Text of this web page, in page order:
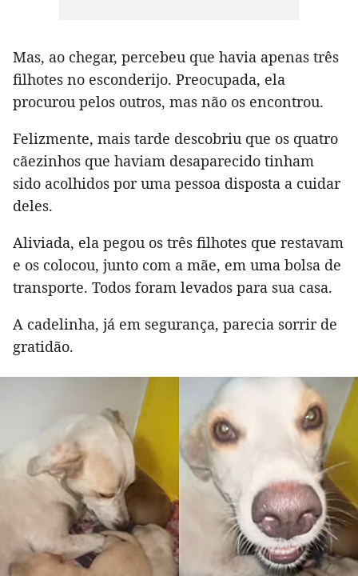
Mas, ao chegar, percebeu que havia apenas três
filhotes no esconderijo. Preocupada, ela
procurou pelos outros, mas não os encontrou.
Felizmente, mais tarde descobriu que os quatro
cãezinhos que haviam desaparecido tinham
sido acolhidos por uma pessoa disposta a cuidar
deles.
Aliviada, ela pegou os três filhotes que restavam
e os colocou, junto com a mãe, em uma bolsa de
transporte. Todos foram levados para sua casa.
A cadelinha, já em segurança, parecia sorrir de
gratidão.